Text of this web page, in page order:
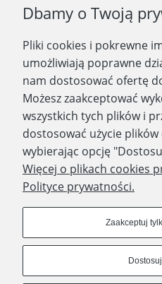
informacje o
WYDAWNICTWO PROMIC
PRODUKTY
Prawa autorskie ©
Dbamy o Twoją
Pliki cookies i pokrewne
umożliwiają poprawne
nam dostosować ofertę
Możesz zaakceptować
wszystkich tych plików i
dostosować użycie
wybierając opcję
Więcej o plikach cookies
Polityce prywatności.
Zaakceptuj